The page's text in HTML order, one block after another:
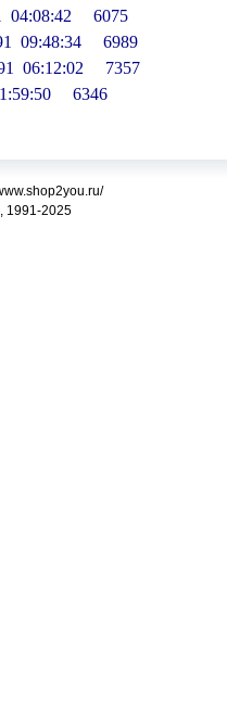
04:08:42     6075
09:48:34     6989
06:12:02     7357
6346
1991-2025